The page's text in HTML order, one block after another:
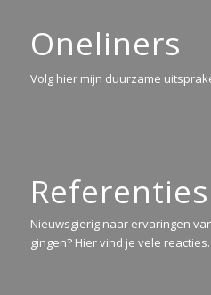
Oneliners
Volg hier mijn duurzame
Referenties
Nieuwsgierig naar ervaringen
gingen? Hier vind je vele reacties.